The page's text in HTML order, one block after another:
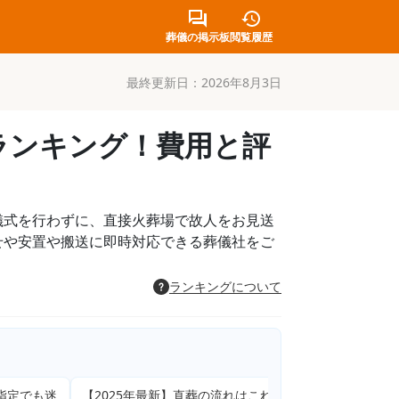
葬儀の掲示板閲覧履歴
最終更新日： 2026年8月3日
キング！費用と評
を行わずに、直接火葬場で故人をお見送
安置や搬送に即時対応できる葬儀社をご
ランキングについて
【2025年最新】直葬の流れはこれを見